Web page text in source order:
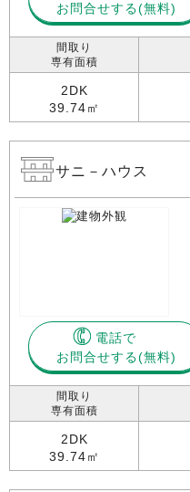
お問合せする
間取り
専有面積
2DK
39.74㎡
サニ－ハウス
電話で
お問合せする
間取り
専有面積
2DK
39.74㎡